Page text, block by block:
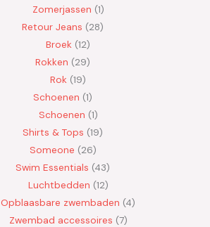
Zomerjassen 1
Retour Jeans
28
Broek 12
Rokken
29
Rok 19
Schoenen 1
Schoenen 1
Shirts & Tops 19
Someone 26
Swim Essentials 43
Luchtbedden 12
Opblaasbare zwembaden 4
Zwembad accessoires 7